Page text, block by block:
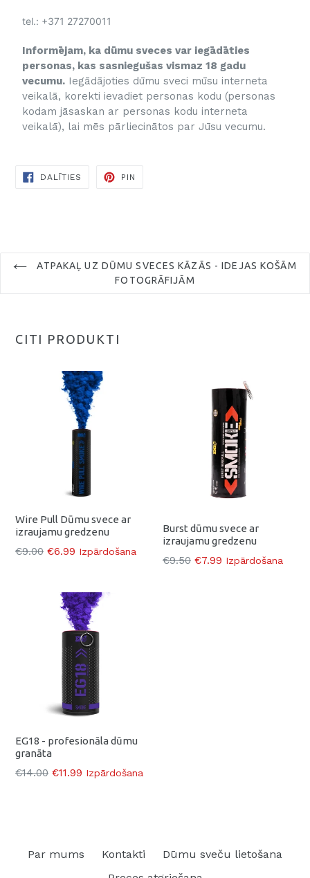
tel.: +371 27270011
Informējam, ka dūmu sveces var iegādāties
personas, kas sasniegušas vismaz 18 gadu
vecumu. Iegādājoties dūmu sveci mūsu interneta
veikalā, korekti ievadiet personas kodu (personas
kodam jāsaskan ar personas kodu interneta
veikalā), lai mēs pārliecinātos par Jūsu vecumu.
DALĪTIES DALĪTIES
FACEBOOK
PIN
ATPAKAĻ UZ DŪMU SVECES KĀZĀS - IDEJAS KOŠĀM
FOTOGRĀFIJĀM
CITI PRODUKTI
Wire Pull Dūmu svece ar
izraujamu gredzenu
Parasti
€9.00 €6.99 Izpārdošana
Burst dūmu svece ar
izraujamu gredzenu
Parasti
€9.50 €7.99 Izpārdošana
EG18 - profesionāla dūmu
granāta
Parasti
€14.00 €11.99 Izpārdošana
Par mums Kontakti
Dūmu sveču lietošana